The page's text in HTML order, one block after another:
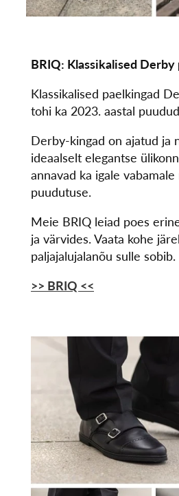
BRIQ: Klassikalised Derby
Klassikalised paelkingad
tohi ka 2023. aastal
Derby-kingad on ajatud ja
ideaalselt elegantse
annavad ka igale
puudutuse.
Meie BRIQ leiad poes
ja värvides. Vaata kohe
paljajalujalanõu sulle sobib.
>> BRIQ <<